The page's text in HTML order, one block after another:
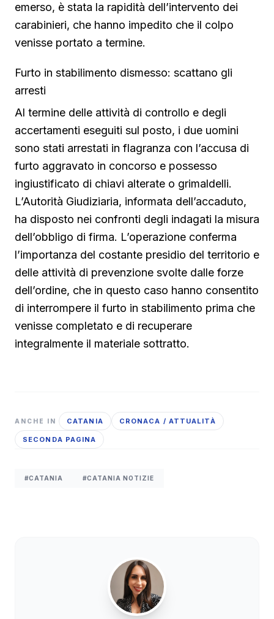
emerso, è stata la rapidità dell’intervento dei
carabinieri, che hanno impedito che il colpo
venisse portato a termine.
Furto in stabilimento dismesso: scattano gli
arresti
Al termine delle attività di controllo e degli
accertamenti eseguiti sul posto, i due uomini
sono stati arrestati in flagranza con l’accusa di
furto aggravato in concorso e possesso
ingiustificato di chiavi alterate o grimaldelli.
L’Autorità Giudiziaria, informata dell’accaduto,
ha disposto nei confronti degli indagati la misura
dell’obbligo di firma. L’operazione conferma
l’importanza del costante presidio del territorio e
delle attività di prevenzione svolte dalle forze
dell’ordine, che in questo caso hanno consentito
di interrompere il furto in stabilimento prima che
venisse completato e di recuperare
integralmente il materiale sottratto.
ANCHE IN CATANIA CRONACA / ATTUALITÀ
SECONDA PAGINA
#CATANIA #CATANIA NOTIZIE